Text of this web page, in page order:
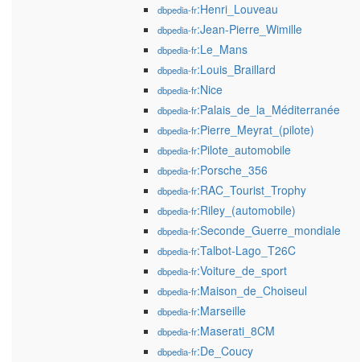
dbpedia-fr:Henri_Louveau
dbpedia-fr:Jean-Pierre_Wimille
dbpedia-fr:Le_Mans
dbpedia-fr:Louis_Braillard
dbpedia-fr:Nice
dbpedia-fr:Palais_de_la_Méditerranée
dbpedia-fr:Pierre_Meyrat_(pilote)
dbpedia-fr:Pilote_automobile
dbpedia-fr:Porsche_356
dbpedia-fr:RAC_Tourist_Trophy
dbpedia-fr:Riley_(automobile)
dbpedia-fr:Seconde_Guerre_mondiale
dbpedia-fr:Talbot-Lago_T26C
dbpedia-fr:Voiture_de_sport
dbpedia-fr:Maison_de_Choiseul
dbpedia-fr:Marseille
dbpedia-fr:Maserati_8CM
dbpedia-fr:De_Coucy